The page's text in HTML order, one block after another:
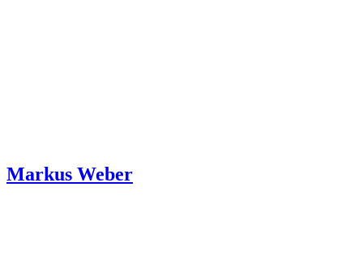
Markus Weber